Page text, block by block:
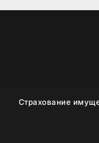
Страхование